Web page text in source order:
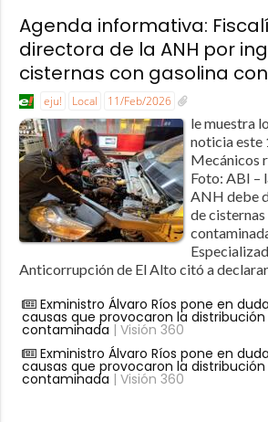
Agenda informativa:
directora de la ANH por
cisternas con gasolina
eju! Local 11/Feb/2026
le muestra
noticia este
Mecánicos
Foto: ABI –
ANH debe
de
Anticorrupción de El Alto citó a
Exministro Álvaro Ríos pone en
causas que provocaron la
contaminada | Visión 360
Exministro Álvaro Ríos pone en
causas que provocaron la
contaminada | Visión 360